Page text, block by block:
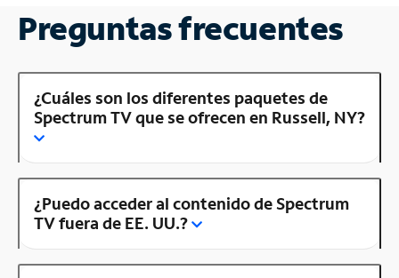
Preguntas frecuentes
¿Cuáles son los diferentes paquetes de
Spectrum TV que se ofrecen en Russell, NY?
¿Puedo acceder al contenido de Spectrum
TV fuera de EE. UU.?